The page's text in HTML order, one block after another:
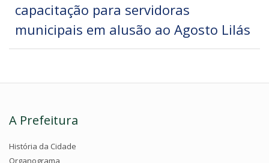
capacitação para servidoras
municipais em alusão ao Agosto Lilás
A Prefeitura
História da Cidade